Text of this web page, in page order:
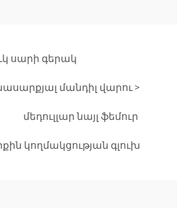
սարի գերակ
մանդիլ վարու >
մեդուլլար նայլ ֆեմուր
կողմակցության գլուխ